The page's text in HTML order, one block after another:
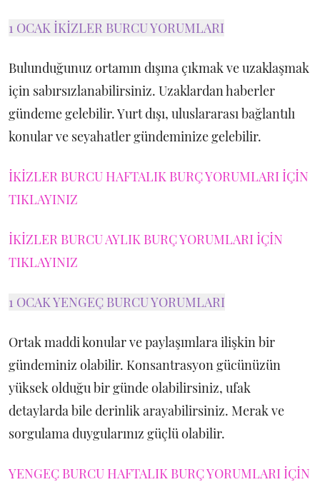
1 OCAK İKİZLER BURCU YORUMLARI
Bulunduğunuz ortamın dışına çıkmak ve uzaklaşmak
için sabırsızlanabilirsiniz. Uzaklardan haberler
gündeme gelebilir. Yurt dışı, uluslararası bağlantılı
konular ve seyahatler gündeminize gelebilir.
İKİZLER BURCU HAFTALIK BURÇ YORUMLARI İÇİN
TIKLAYINIZ
İKİZLER BURCU AYLIK BURÇ YORUMLARI İÇİN
TIKLAYINIZ
1 OCAK YENGEÇ BURCU YORUMLARI
Ortak maddi konular ve paylaşımlara ilişkin bir
gündeminiz olabilir. Konsantrasyon gücünüzün
yüksek olduğu bir günde olabilirsiniz, ufak
detaylarda bile derinlik arayabilirsiniz. Merak ve
sorgulama duygularınız güçlü olabilir.
YENGEÇ BURCU HAFTALIK BURÇ YORUMLARI İÇİN